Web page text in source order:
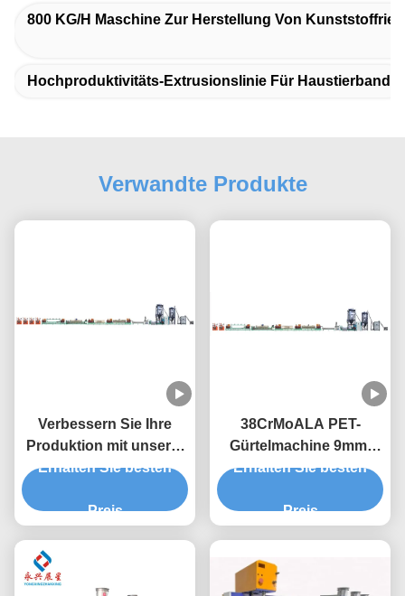
800 KG/h Maschine Zur Herstellung Von
Hochproduktivitäts-Extrusionslinie Für Haustierband
Verwandte Produkte
Verbessern Sie Ihre
Produktion mit unserer
hochleistungsfähigen
Erhalten Sie besten
Preis
38CrMoALA PET-
Gürtelmachine 9mm-
Gürtelbandmachine
Erhalten Sie besten
Preis